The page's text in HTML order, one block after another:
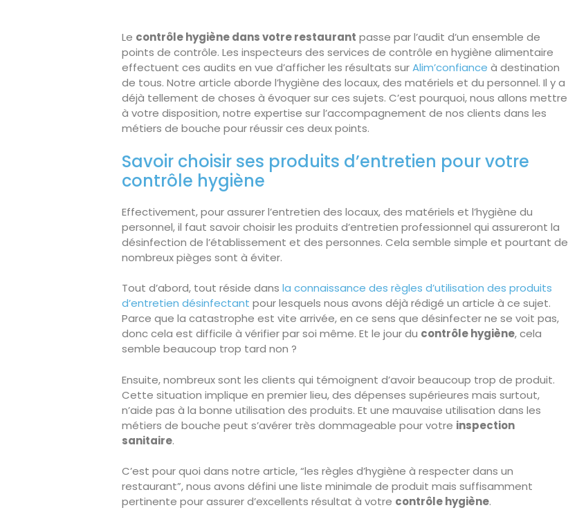
Le contrôle hygiène dans votre restaurant passe par l’audit d’un ensemble de
points de contrôle. Les inspecteurs des services de contrôle en hygiène alimentaire
effectuent ces audits en vue d’afficher les résultats surAlim’confiance à destination
de tous. Notre article aborde l’hygiène des locaux, des matériels et du personnel. Il y a
déjà tellement de choses à évoquer sur ces sujets. C’est pourquoi, nous allons mettre
à votre disposition, notre expertise sur l’accompagnement de nos clients dans les
métiers de bouche pour réussir ces deux points.
Savoir choisir ses produits d’entretien pour votre
contrôle hygiène
Effectivement, pour assurer l’entretien des locaux, des matériels et l’hygiène du
personnel, il faut savoir choisir les produits d’entretien professionnel qui assureront la
désinfection de l’établissement et des personnes. Cela semble simple et pourtant de
nombreux pièges sont à éviter.
Tout d’abord, tout réside dans la connaissance des règles d’utilisation des produits
d’entretien désinfectant pour lesquels nous avons déjà rédigé un article à ce sujet.
Parce que la catastrophe est vite arrivée, en ce sens que désinfecter ne se voit pas,
donc cela est difficile à vérifier par soi même. Et le jour du contrôle hygiène, cela
semble beaucoup trop tard non ?
Ensuite, nombreux sont les clients qui témoignent d’avoir beaucoup trop de produit.
Cette situation implique en premier lieu, des dépenses supérieures mais surtout,
n’aide pas à la bonne utilisation des produits. Et une mauvaise utilisation dans les
métiers de bouche peut s’avérer très dommageable pour votre inspection
sanitaire.
C’est pour quoi dans notre article, “les règles d’hygiène à respecter dans un
restaurant”, nous avons défini une liste minimale de produit mais suffisamment
pertinente pour assurer d’excellents résultat à votre contrôle hygiène.